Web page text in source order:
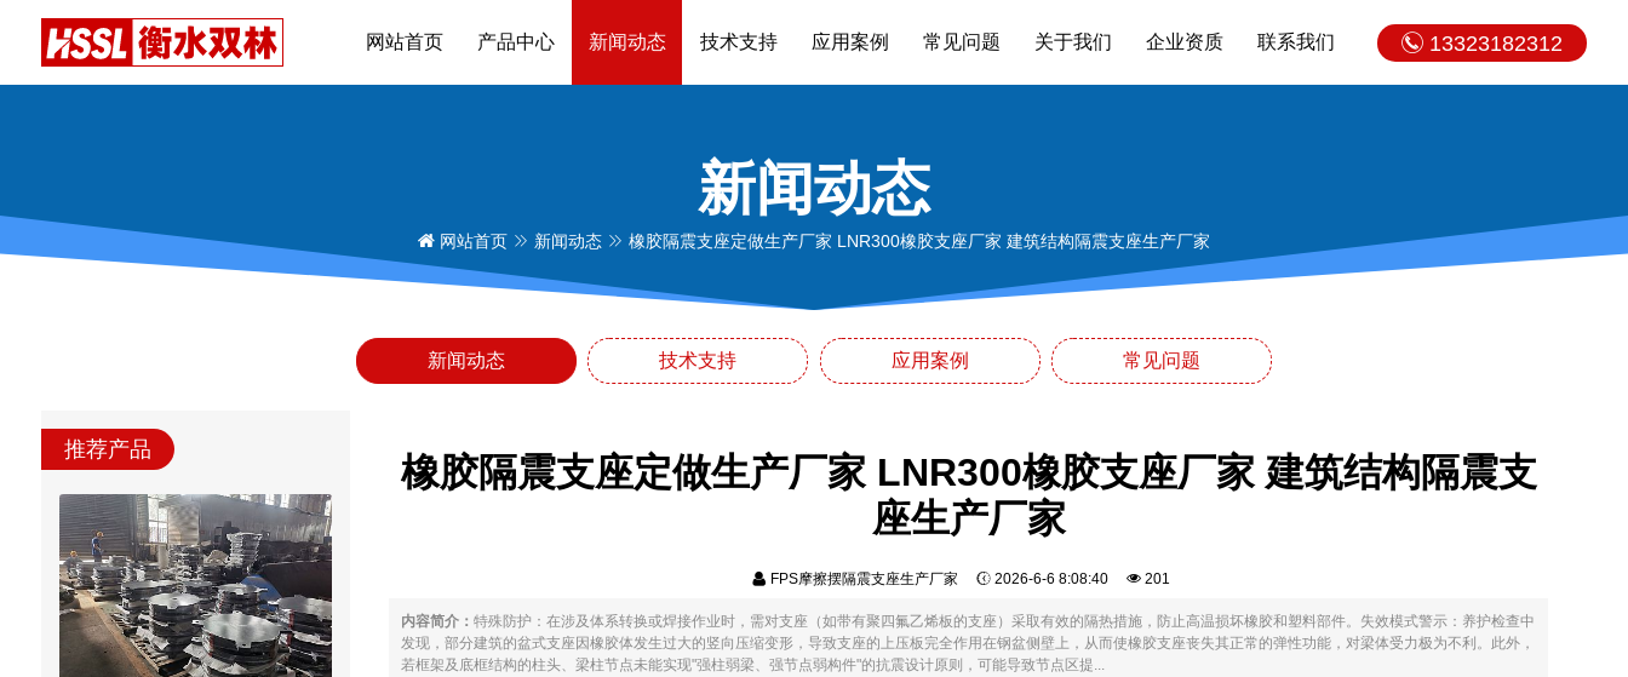
13323182312
网站首页 产品中心 新闻动态 技术支持 应用案例 常见问题 关于我们 企业资质 联系我们
新闻动态
网站首页 新闻动态 橡胶隔震支座定做生产厂家 LNR300橡胶支座厂家 建筑结构隔震支座生产厂家
新闻动态 技术支持 应用案例 常见问题
推荐产品
橡胶隔震支座定做生产厂家 LNR300橡胶支座厂家 建筑结构隔震支
座生产厂家
FPS摩擦摆隔震支座生产厂家 2026-6-6 8:08:40 201
内容简介： 特殊防护：在涉及体系转换或焊接作业时，需对支座（如带有聚四氟乙烯板的支座）采取有效的隔热措施，防止高温损坏橡胶和塑料部件。失效模式警示：养护检查中
发现，部分建筑的盆式支座因橡胶体发生过大的竖向压缩变形，导致支座的上压板完全作用在钢盆侧壁上，从而使橡胶支座丧失其正常的弹性功能，对梁体受力极为不利。此外，
若框架及底框结构的柱头、梁柱节点未能实现"强柱弱梁、强节点弱构件"的抗震设计原则，可能导致节点区提...